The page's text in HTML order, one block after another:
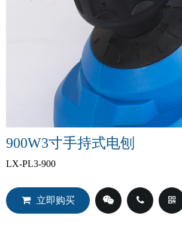
900W3寸手持式电刨
LX-PL3-900
立即购买